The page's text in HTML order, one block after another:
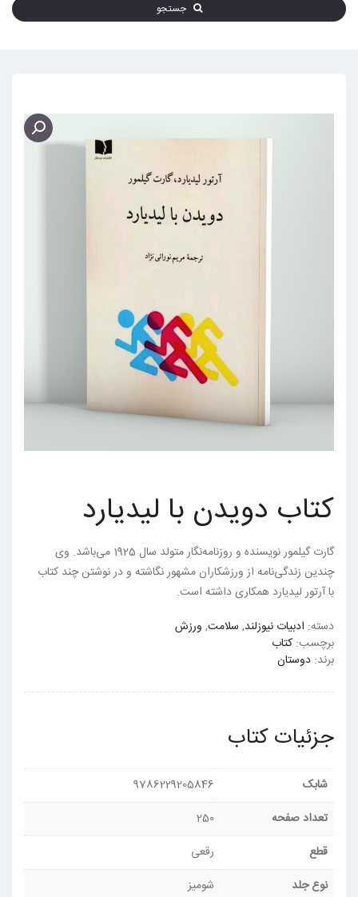
جستجو
کتاب دویدن با لیدیارد
گارت گیلمور نویسنده و روزنامه‌نگار متولد سال 1925 می‌باشد. وی
چندین زندگی‌نامه از ورزشکاران مشهور نگاشته و در نوشتن چند کتاب
با آرتور لیدیارد همکاری داشته است.
دسته: ادبیات نیوزلند, سلامت, ورزش
برچسب: کتاب
برند: دوستان
جزئیات کتاب
شابک
9786229205846
تعداد صفحه
250
قطع
رقعی
نوع جلد
شومیز